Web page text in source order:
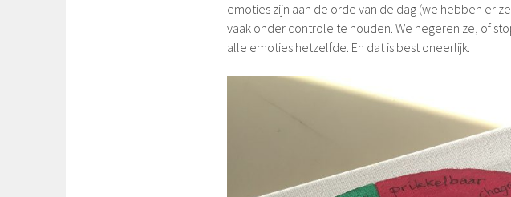
emoties zijn aan de orde van de dag (we hebben er
vaak onder controle te houden. We negeren ze, of
alle emoties hetzelfde. En dat is best oneerlijk.